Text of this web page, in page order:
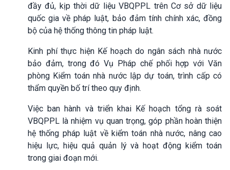
đầy đủ, kịp thời dữ liệu VBQPPL trên Cơ sở dữ liệu
quốc gia về pháp luật, bảo đảm tính chính xác, đồng
bộ của hệ thống thông tin pháp luật.
Kinh phí thực hiện Kế hoạch do ngân sách nhà nước
bảo đảm, trong đó Vụ Pháp chế phối hợp với Văn
phòng Kiểm toán nhà nước lập dự toán, trình cấp có
thẩm quyền bố trí theo quy định.
Việc ban hành và triển khai Kế hoạch tổng rà soát
VBQPPL là nhiệm vụ quan trọng, góp phần hoàn thiện
hệ thống pháp luật về kiểm toán nhà nước, nâng cao
hiệu lực, hiệu quả quản lý và hoạt động kiểm toán
trong giai đoạn mới.